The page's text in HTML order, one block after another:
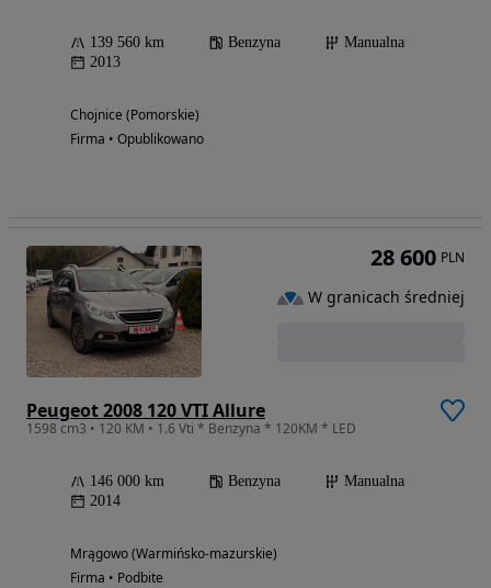
139 560 km Benzyna
Manualna
2013
Chojnice (Pomorskie)
Firma • Opublikowano
Peugeot 2008 120 VTI Allure
1598 cm3 • 120 KM • 1.6 Vti * Benzyna * 120KM * LED
146 000 km Benzyna
Manualna
2014
Mrągowo (Warmińsko-mazurskie)
Firma • Podbite
28 600 PLN
W granicach średniej